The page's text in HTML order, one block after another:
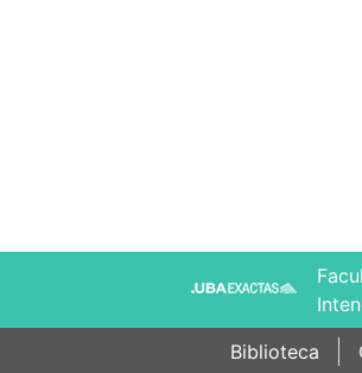
Biblioteca